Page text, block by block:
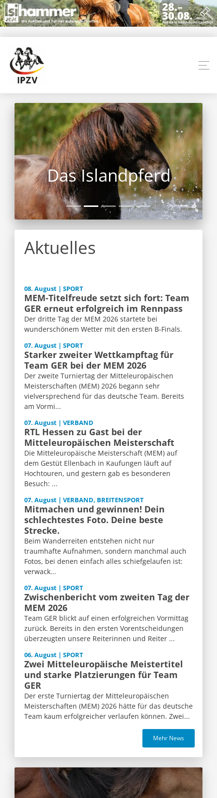
Das Islandpferd
Aktuelles
08. August | SPORT
MEM-Titelfreude setzt sich fort: Team
GER erneut erfolgreich im Rennpass
Der dritte Tag der MEM 2026 startete bei
wunderschönem Wetter mit den ersten B-Finals.
07. August | SPORT
Starker zweiter Wettkampftag für
Team GER bei der MEM 2026
Der zweite Turniertag der Mitteleuropäischen
Meisterschaften (MEM) 2026 begann sehr
vielversprechend für das deutsche Team. Bereits
am Vormi...
07. August | VERBAND
RTL Hessen zu Gast bei der
Mitteleuropäischen Meisterschaft
Die Mitteleuropäische Meisterschaft (MEM) auf
dem Gestüt Ellenbach in Kaufungen läuft auf
Hochtouren, und gestern gab es besonderen
Besuch: ...
07. August | VERBAND, BREITENSPORT
Mitmachen und gewinnen! Dein
schlechtestes Foto. Deine beste
Strecke.
Beim Wanderreiten entstehen nicht nur
traumhafte Aufnahmen, sondern manchmal auch
Fotos, bei denen einfach alles schiefgelaufen ist:
verwack...
07. August | SPORT
Zwischenbericht vom zweiten Tag der
MEM 2026
Team GER blickt auf einen erfolgreichen Vormittag
zurück. Bereits in den ersten Vorentscheidungen
überzeugten unsere Reiterinnen und Reiter ...
06. August | SPORT
Zwei Mitteleuropäische Meistertitel
und starke Platzierungen für Team
GER
Der erste Turniertag der Mitteleuropäischen
Meisterschaften (MEM) 2026 hätte für das deutsche
Team kaum erfolgreicher verlaufen können. Zwei...
Mehr News